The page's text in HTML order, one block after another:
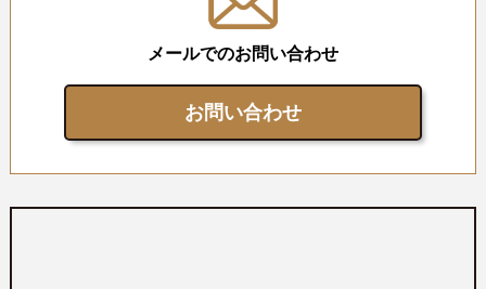
メールでのお問い合わせ
お問い合わせ